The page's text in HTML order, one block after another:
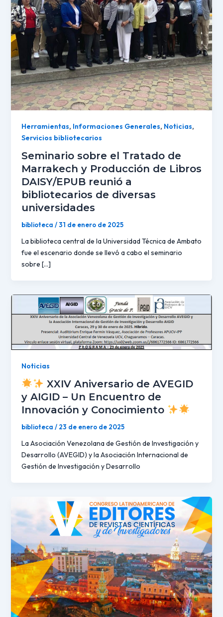
Herramientas, Informaciones Generales, Noticias,
Servicios bibliotecarios
Seminario sobre el Tratado de
Marrakech y Producción de Libros
DAISY/EPUB reunió a
bibliotecarios de diversas
universidades
biblioteca /31 de enero de 2025
La biblioteca central de la Universidad Técnica de Ambato
fue el escenario donde se llevó a cabo el seminario
sobre […]
Noticias
XXIV Aniversario de AVEGID
y AIGID – Un Encuentro de
Innovación y Conocimiento
biblioteca / 23 de enero de 2025
La Asociación Venezolana de Gestión de Investigación y
Desarrollo (AVEGID) y la Asociación Internacional de
Gestión de Investigación y Desarrollo